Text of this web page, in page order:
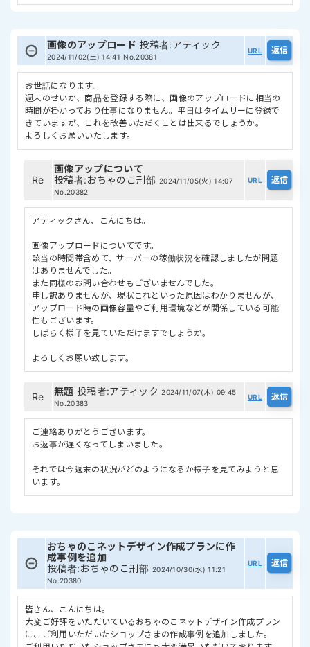
画像のアップロード 投稿者:アティック
2024/11/02(土) 14:41 No.20381
URL
お世話になります。
週末のせいか、商品を登録する際に、画像のアップロードに相当の
時間が掛かっており仕事になりません。平日はタイムリーに登録で
きていますが、これを改善いただくことは出来るでしょうか。
よろしくお願いいたします。
Re
画像アップについて
投稿者:おちゃのこ刑部 2024/11/05(火) 14:07
No.20382
URL
アティックさん、こんにちは。
画像アップロードについてです。
該当の時間帯含めて、サーバーの稼働状況を確認しましたが問題
はありませんでした。
また同様のお問い合わせもございませんでした。
申し訳ありませんが、現状これといった原因はわかりませんが、
アップロード時の画像容量やご利用環境などが関係している可能
性もございます。
しばらく様子を見ていただけますでしょうか。
よろしくお願い致します。
Re 無題 投稿者:アティック 2024/11/07(木) 09:45
No.20383
URL
ご連絡ありがとうございます。
お返事が遅くなってしまいました。
それでは今週末の状況がどのようになるか様子を見てみようと思
います。
おちゃのこネットデザイン作成プランに作
成事例を追加
投稿者:おちゃのこ刑部 2024/10/30(水) 11:21
No.20380
URL
皆さん、こんにちは。
大変ご好評をいただいているおちゃのこネットデザイン作成プラン
に、ご利用いただいたショップさまの作成事例を追加しました。